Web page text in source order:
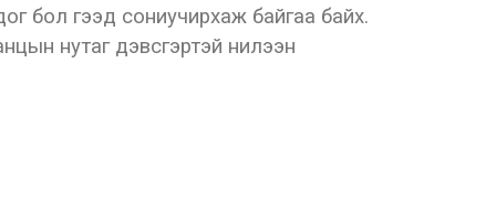
бол гээд сониучирхаж байгаа байх.
нутаг дэвсгэртэй нилээн